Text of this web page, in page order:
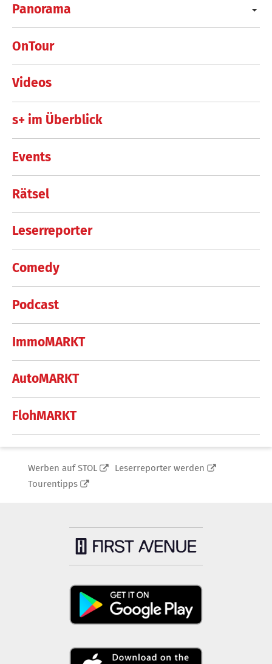
Panorama
OnTour
Videos
s+ im Überblick
Events
Rätsel
Leserreporter
Comedy
Podcast
ImmoMARKT
AutoMARKT
FlohMARKT
Werben auf STOL
Leserreporter werden
Tourentipps